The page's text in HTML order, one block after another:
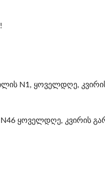
N1, ყოველდღე,
ყოველდღე, კვირის